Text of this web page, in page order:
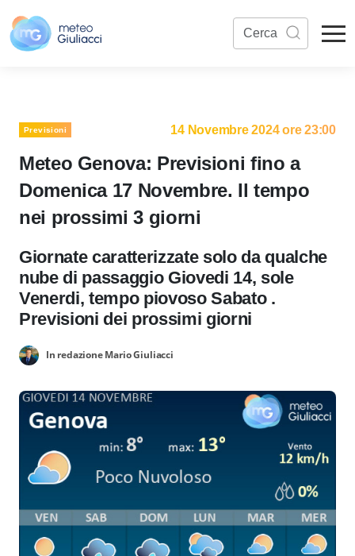
Previsioni 14 Novembre 2024 ore 23:00
Meteo Genova: Previsioni fino a
Domenica 17 Novembre. Il tempo
nei prossimi 3 giorni
Giornate caratterizzate solo da qualche
nube di passaggio Giovedi 14, sole
Venerdi, tempo piovoso Sabato .
Previsioni dei prossimi giorni
In redazione Mario Giuliacci